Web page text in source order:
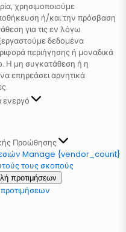
χρησιμοποιούμε
ή/και την πρόσβαση
για τις εν λόγω
δεδομένα
περιήγησης ή μοναδικά
Η μη συγκατάθεση ή η
επηρεάσει αρνητικά
ενεργό
Προώθησης
Manage {vendor_count}
τους σκοπούς
προτιμήσεων